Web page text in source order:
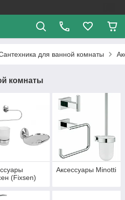
для ванной комнаты
комнаты
(Fixsen)
Аксессуары Minotti